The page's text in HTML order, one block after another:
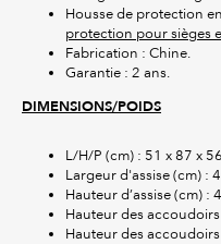
Housse de protection
protection pour sièges
Fabrication : Chine.
Garantie : 2 ans.
DIMENSIONS/POIDS
L/H/P (cm) : 51 x 87 x 56
Largeur d'assise (cm) :
Hauteur d’assise (cm) :
Hauteur des
Hauteur des